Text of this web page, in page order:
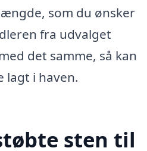
som du ønsker
fra udvalget
det samme, så kan
lagt i haven.
sten til